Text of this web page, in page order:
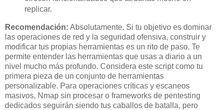
replicar.
Recomendación: Absolutamente. Si tu objetivo es dominar
las operaciones de red y la seguridad ofensiva, construir y
modificar tus propias herramientas es un rito de paso. Te
permite entender las herramientas que usas a diario a un
nivel mucho más profundo. Considera este script como tu
primera pieza de un conjunto de herramientas
personalizable. Para operaciones críticas y escaneos
masivos, Nmap sin procesar o frameworks de pentesting
dedicados seguirán siendo tus caballos de batalla, pero